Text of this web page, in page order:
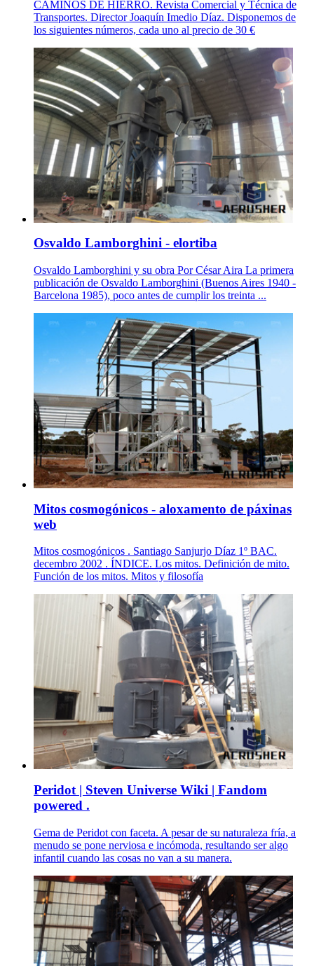
CAMINOS DE HIERRO. Revista Comercial y Técnica de
Transportes. Director Joaquín Imedio Díaz. Disponemos de
los siguientes números, cada uno al precio de 30 €
Osvaldo Lamborghini - elortiba
Osvaldo Lamborghini y su obra Por César Aira La primera
publicación de Osvaldo Lamborghini (Buenos Aires 1940 -
Barcelona 1985), poco antes de cumplir los treinta ...
Mitos cosmogónicos - aloxamento de páxinas
web
Mitos cosmogónicos . Santiago Sanjurjo Díaz 1º BAC.
decembro 2002 . ÍNDICE. Los mitos. Definición de mito.
Función de los mitos. Mitos y filosofía
Peridot | Steven Universe Wiki | Fandom
powered .
Gema de Peridot con faceta. A pesar de su naturaleza fría, a
menudo se pone nerviosa e incómoda, resultando ser algo
infantil cuando las cosas no van a su manera.